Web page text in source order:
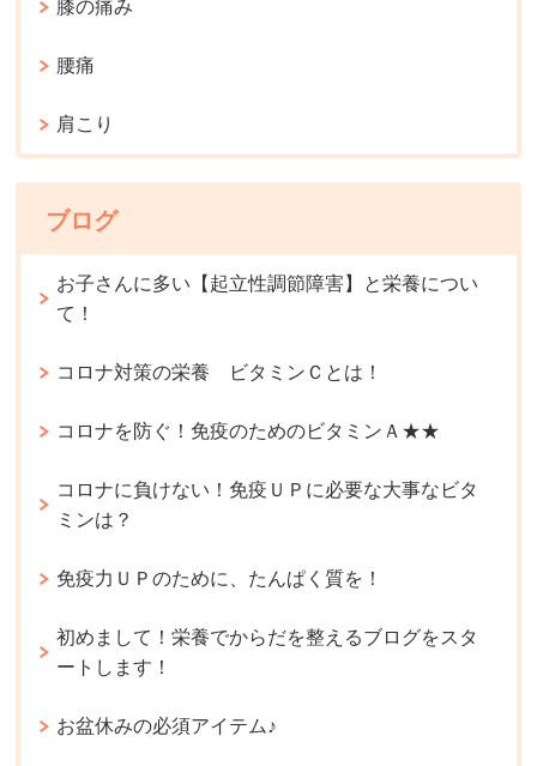
膝の痛み
腰痛
肩こり
ブログ
お子さんに多い【起立性調節障害】と栄養につい
て！
コロナ対策の栄養 ビタミンＣとは！
コロナを防ぐ！免疫のためのビタミンＡ★★
コロナに負けない！免疫ＵＰに必要な大事なビタ
ミンは？
免疫力ＵＰのために、たんぱく質を！
初めまして！栄養でからだを整えるブログをスタ
ートします！
お盆休みの必須アイテム♪